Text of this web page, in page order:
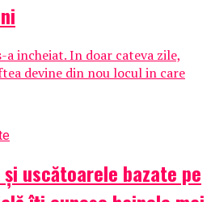
incheiat. In doar cateva zile,
devine din nou locul in care
uscătoarele bazate pe